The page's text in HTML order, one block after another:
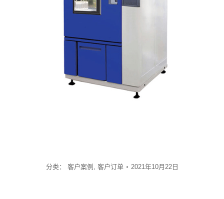
分类： 客户案例 , 客户订单 2021年10月22日